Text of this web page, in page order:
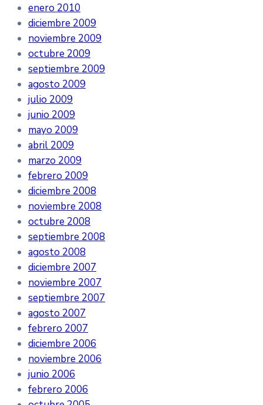
enero 2010
diciembre 2009
noviembre 2009
octubre 2009
septiembre 2009
agosto 2009
julio 2009
junio 2009
mayo 2009
abril 2009
marzo 2009
febrero 2009
diciembre 2008
noviembre 2008
octubre 2008
septiembre 2008
agosto 2008
diciembre 2007
noviembre 2007
septiembre 2007
agosto 2007
febrero 2007
diciembre 2006
noviembre 2006
junio 2006
febrero 2006